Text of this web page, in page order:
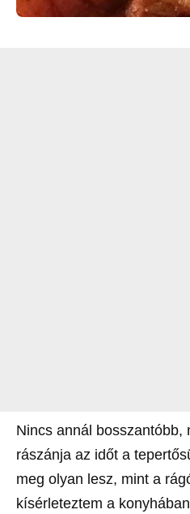
Nincs annál bosszantóbb,
rászánja az időt a
meg olyan lesz, mint a
kísérleteztem a